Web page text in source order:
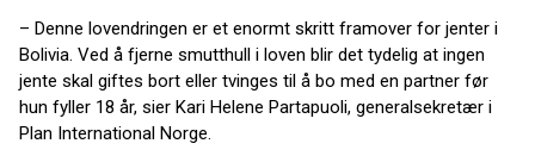
– Denne lovendringen er et enormt skritt framover for jenter i
Bolivia. Ved å fjerne smutthull i loven blir det tydelig at ingen
jente skal giftes bort eller tvinges til å bo med en partner før
hun fyller 18 år, sier Kari Helene Partapuoli, generalsekretær i
Plan International Norge.